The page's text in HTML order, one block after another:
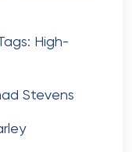
High-
Stevens